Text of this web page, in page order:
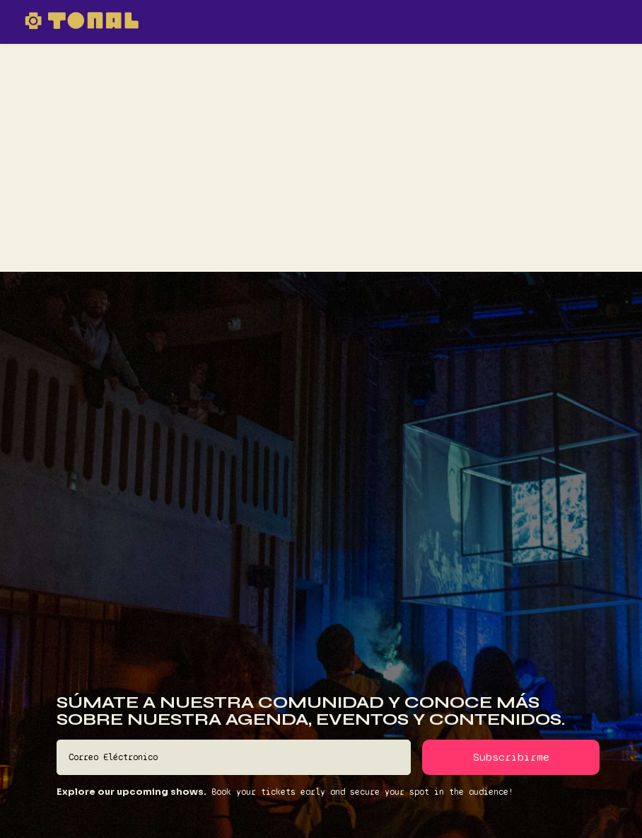
SÚMATE A NUESTRA COMUNIDAD Y CONOCE MÁS
SOBRE NUESTRA AGENDA, EVENTOS Y CONTENIDOS.
Explore our upcoming shows. Book your tickets early and secure your spot in the audience!